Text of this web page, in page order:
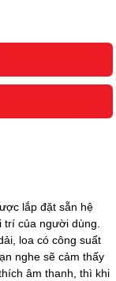
lắp đặt sẵn hệ
của người dùng.
loa có công suất
nghe sẽ cảm thấy
âm thanh, thì khi